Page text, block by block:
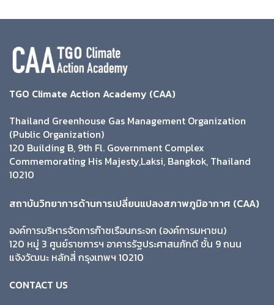
TGO Climate Action Academy (CAA)
Thailand Greenhouse Gas Management Organization
(Public Organization)
120 Building B, 9th Fl. Government Complex
Commemorating His Majesty,Laksi, Bangkok, Thailand
10210
สถาบันวิทยาการด้านการเปลี่ยนแปลงสภาพภูมิอากาศ (CAA)
องค์การบริหารจัดการก๊าซเรือนกระจก (องค์การมหาชน)
120 หมู่ 3 ศูนย์ราชการฯ อาคารรัฐประศาสนภักดี ชั้น 9 ถนน
แจ้งวัฒนะ หลักสี่ กรุงเทพฯ 10210
CONTACT US